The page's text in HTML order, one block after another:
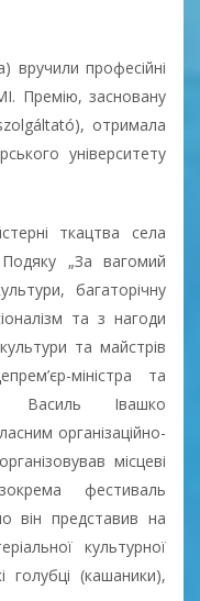
вручили професійні
Премію, засновану
отримала
університету
ткацтва села
„За вагомий
багаторічну
та з нагоди
та майстрів
міністра та
Василь Івашко
організаційно-
місцеві
фестиваль
він представив на
культурної
голубці (кашаники),